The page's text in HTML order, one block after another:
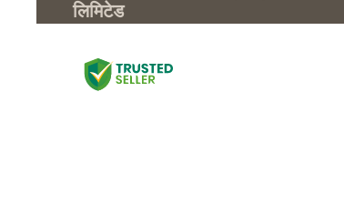
लिमिटेड